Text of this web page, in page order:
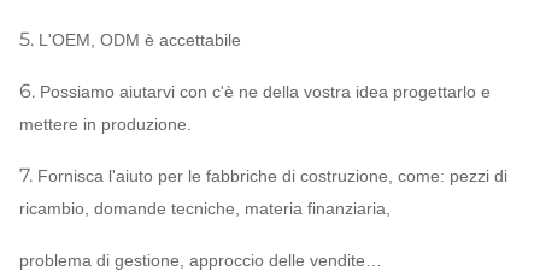
5. L'OEM, ODM è accettabile
6. Possiamo aiutarvi con c'è ne della vostra idea progettarlo e
mettere in produzione.
7. Fornisca l'aiuto per le fabbriche di costruzione, come: pezzi di
ricambio, domande tecniche, materia finanziaria,
problema di gestione, approccio delle vendite…